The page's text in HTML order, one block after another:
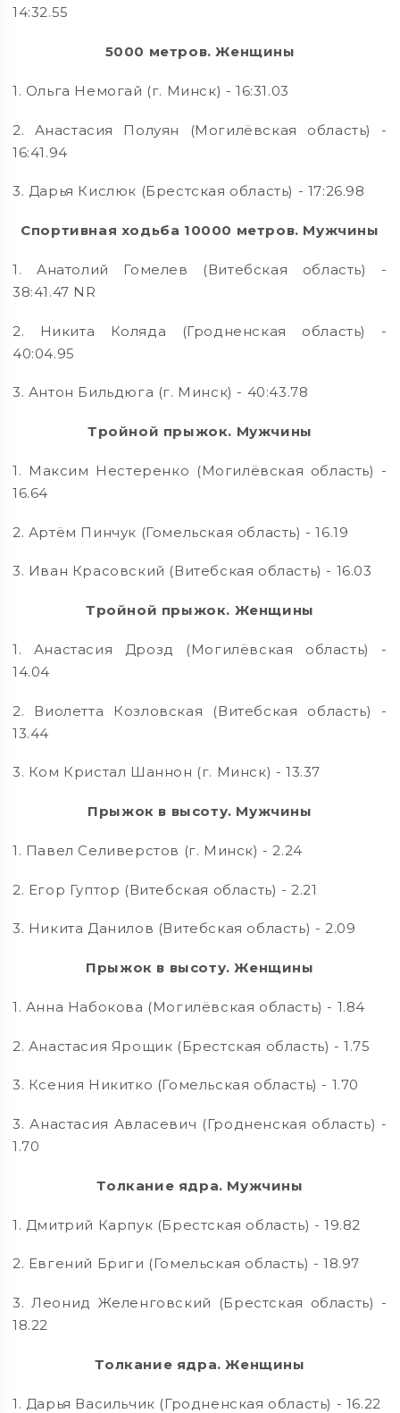
14:32.55
5000 метров. Женщины
1. Ольга Немогай (г. Минск) - 16:31.03
2. Анастасия Полуян (Могилёвская область) -
16:41.94
3. Дарья Кислюк (Брестская область) - 17:26.98
Спортивная ходьба 10000 метров. Мужчины
1. Анатолий Гомелев (Витебская область) -
38:41.47 NR
2. Никита Коляда (Гродненская область) -
40:04.95
3. Антон Бильдюга (г. Минск) - 40:43.78
Тройной прыжок. Мужчины
1. Максим Нестеренко (Могилёвская область) -
16.64
2. Артём Пинчук (Гомельская область) - 16.19
3. Иван Красовский (Витебская область) - 16.03
Тройной прыжок. Женщины
1. Анастасия Дрозд (Могилёвская область) -
14.04
2. Виолетта Козловская (Витебская область) -
13.44
3. Ком Кристал Шаннон (г. Минск) - 13.37
Прыжок в высоту. Мужчины
1. Павел Селиверстов (г. Минск) - 2.24
2. Егор Гуптор (Витебская область) - 2.21
3. Никита Данилов (Витебская область) - 2.09
Прыжок в высоту. Женщины
1. Анна Набокова (Могилёвская область) - 1.84
2. Анастасия Ярощик (Брестская область) - 1.75
3. Ксения Никитко (Гомельская область) - 1.70
3. Анастасия Авласевич (Гродненская область) -
1.70
Толкание ядра. Мужчины
1. Дмитрий Карпук (Брестская область) - 19.82
2. Евгений Бриги (Гомельская область) - 18.97
3. Леонид Желенговский (Брестская область) -
18.22
Толкание ядра. Женщины
1. Дарья Васильчик (Гродненская область) - 16.22